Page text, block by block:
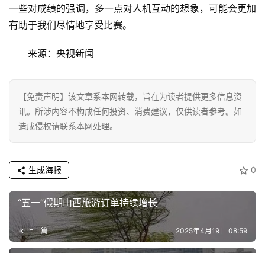
汽
车
源
一些对成绩的强调，多一点对人机互动的想象，可能会更加
有助于我们尽情地享受比赛。
来源：央视新闻
【免责声明】该文章系本网转载，旨在为读者提供更多信息资
讯。所涉内容不构成任何投资、消费建议，仅供读者参考。如
造成侵权请联系本网处理。
0
生成海报
“五一”假期山西旅游订单持续增长
上一篇 2025年4月19日 08:59